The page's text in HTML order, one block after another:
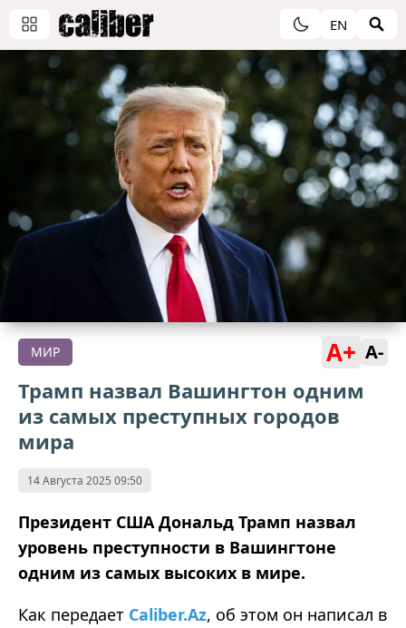
EN
МИР A+ A-
Трамп назвал Вашингтон одним
из самых преступных городов
мира
14 Августа 2025 09:50
Президент США Дональд Трамп назвал
уровень преступности в Вашингтоне
одним из самых высоких в мире.
Как передает Caliber.Az, об этом он написал в